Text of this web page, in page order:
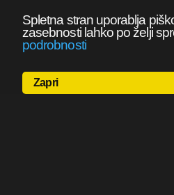
Spletna stran uporablja
zasebnosti lahko po želji
podrobnosti
Zapri